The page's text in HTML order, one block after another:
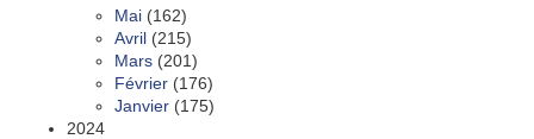
Mai (162)
Avril (215)
Mars (201)
Février (176)
Janvier (175)
2024